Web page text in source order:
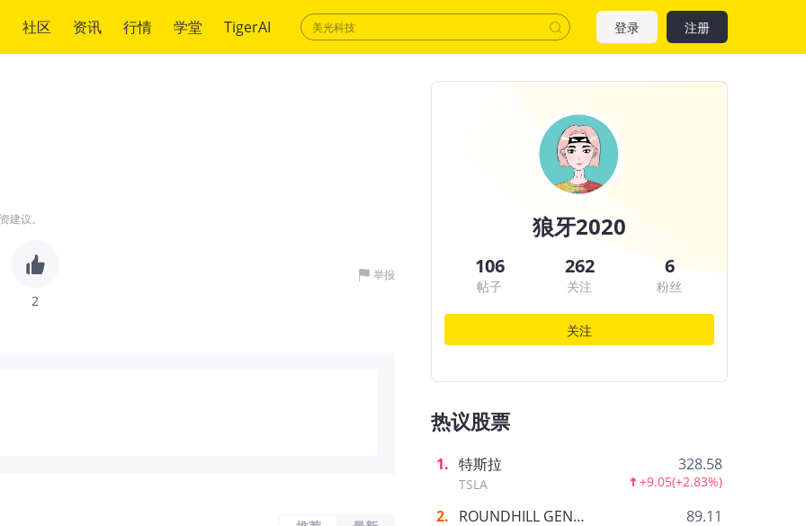
社区 资讯 行情 学堂 TigerAI 登录 注册
建议。
2
举报
狼牙2020
106
帖子
262
关注
6
粉丝
关注
热议股票
1. 特斯拉
TSLA
328.58
+9.05(+2.83%)
2. ROUNDHILL GENERATIVE AI & TECHNOLOGY ETF 89.11